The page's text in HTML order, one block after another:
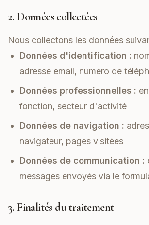
2. Données collectées
Nous collectons les données
Données d'identification :
adresse email, numéro de
Données professionnelles :
fonction, secteur d'activité
Données de navigation :
navigateur, pages visitées
Données de communication :
messages envoyés via le
3. Finalités du traitement